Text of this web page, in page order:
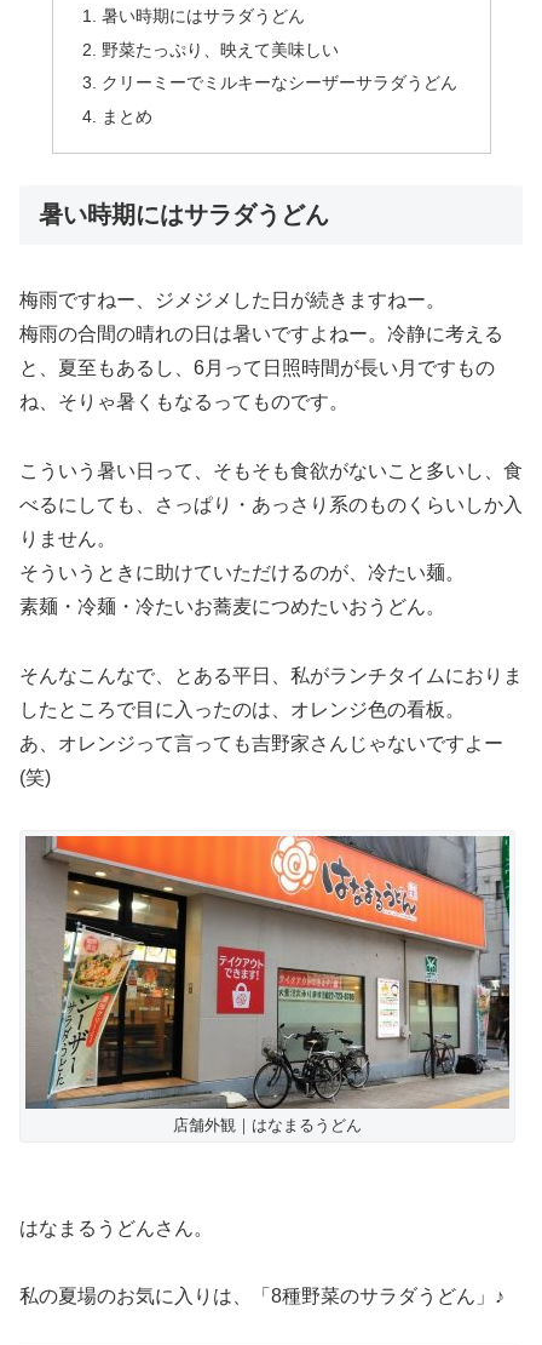
暑い時期にはサラダうどん
野菜たっぷり、映えて美味しい
クリーミーでミルキーなシーザーサラダうどん
まとめ
暑い時期にはサラダうどん
梅雨ですねー、ジメジメした日が続きますねー。
梅雨の合間の晴れの日は暑いですよねー。冷静に考える
と、夏至もあるし、6月って日照時間が長い月ですもの
ね、そりゃ暑くもなるってものです。
こういう暑い日って、そもそも食欲がないこと多いし、食
べるにしても、さっぱり・あっさり系のものくらいしか入
りません。
そういうときに助けていただけるのが、冷たい麺。
素麺・冷麺・冷たいお蕎麦につめたいおうどん。
そんなこんなで、とある平日、私がランチタイムにおりま
したところで目に入ったのは、オレンジ色の看板。
あ、オレンジって言っても吉野家さんじゃないですよー
(笑)
店舗外観｜はなまるうどん
はなまるうどんさん。
私の夏場のお気に入りは、「8種野菜のサラダうどん」♪